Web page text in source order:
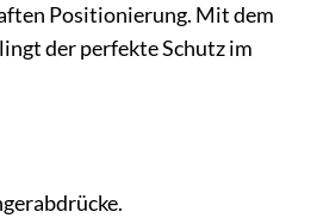
Positionierung. Mit dem
der perfekte Schutz im